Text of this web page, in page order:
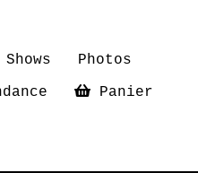
Shows
Photos
Panier